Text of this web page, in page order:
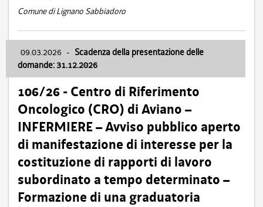
Comune di Lignano Sabbiadoro
09.03.2026 - Scadenza della presentazione delle
domande: 31.12.2026
106/26 - Centro di Riferimento
Oncologico (CRO) di Aviano –
INFERMIERE – Avviso pubblico aperto
di manifestazione di interesse per la
costituzione di rapporti di lavoro
subordinato a tempo determinato –
Formazione di una graduatoria